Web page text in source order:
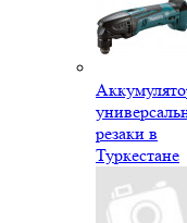
резаки в
Туркестане